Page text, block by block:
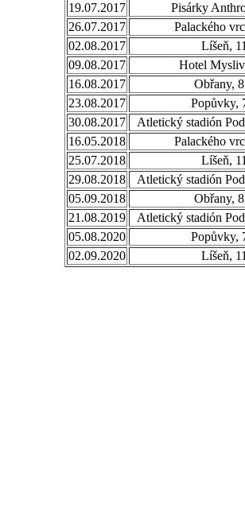
19.07.2017
Pisárky
26.07.2017
Palackého
02.08.2017
Líšeň,
09.08.2017
Hotel
16.08.2017
Obřany,
23.08.2017
Popůvky,
30.08.2017
Atletický stadión
16.05.2018
Palackého
25.07.2018
Líšeň,
29.08.2018
Atletický stadión
05.09.2018
Obřany,
21.08.2019
Atletický stadión
05.08.2020
Popůvky,
02.09.2020
Líšeň,